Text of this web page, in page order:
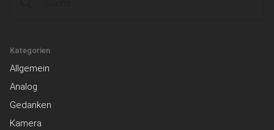
Kategorien
Allgemein
Analog
Gedanken
Kamera